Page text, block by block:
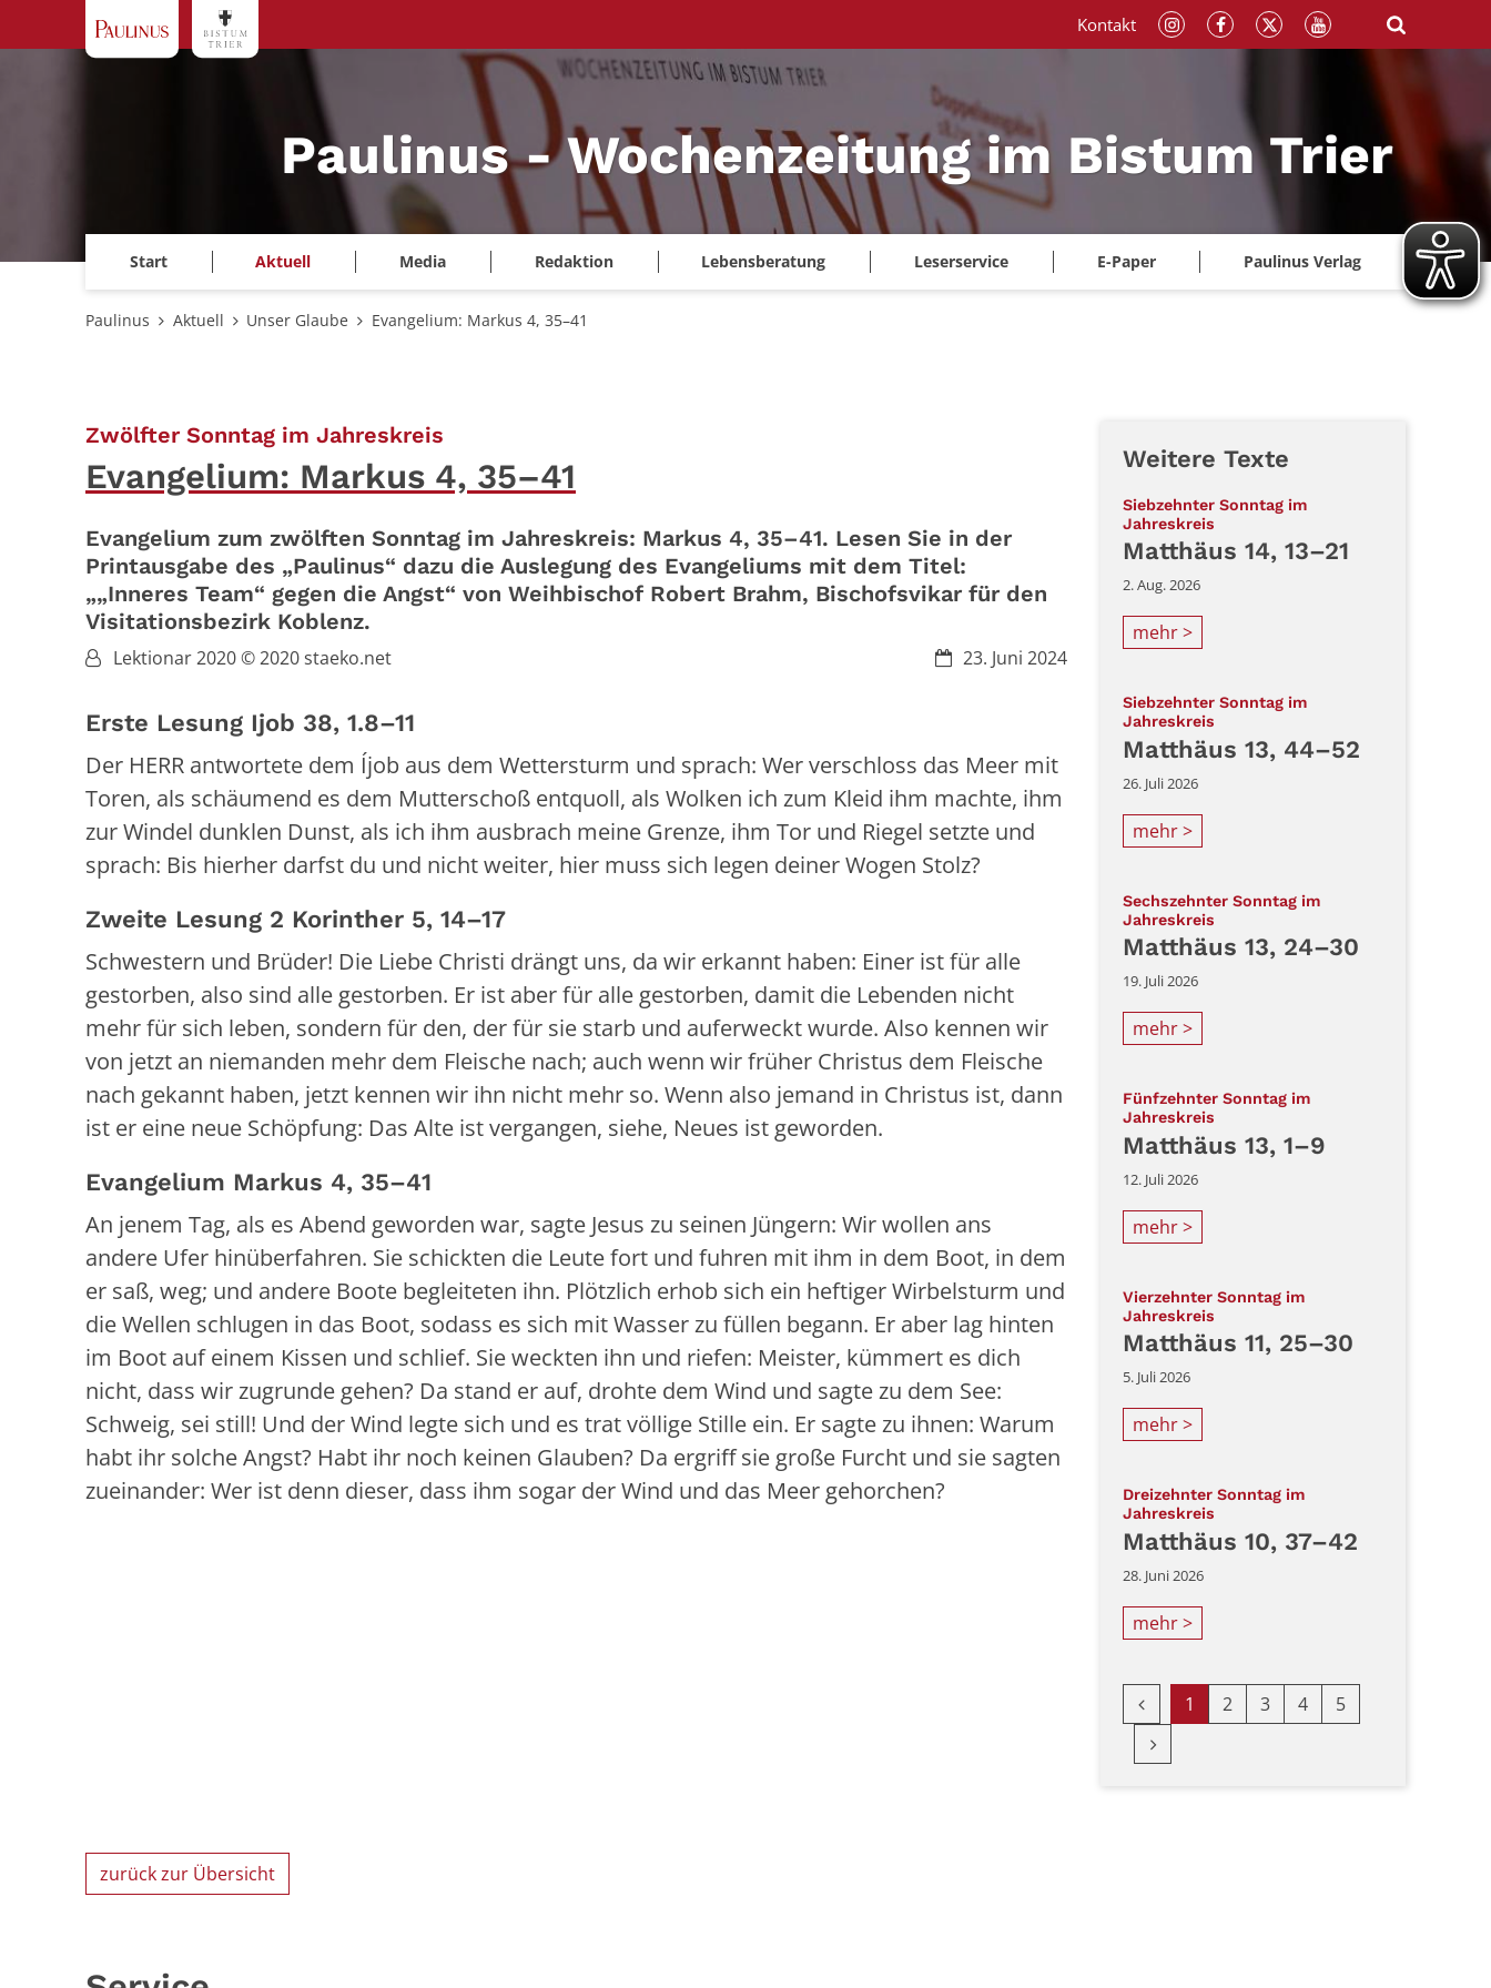
Paulinus - Wochenzeitung im Bistum Trier
Start Aktuell Media Redaktion Lebensberatung Leserservice E-Paper Paulinus Verlag
Kontakt
Paulinus Aktuell Unser Glaube Evangelium: Markus 4, 35–41
Zwölfter Sonntag im Jahreskreis
Evangelium: Markus 4, 35–41
Evangelium zum zwölften Sonntag im Jahreskreis: Markus 4, 35–41. Lesen Sie in der
Printausgabe des „Paulinus“ dazu die Auslegung des Evangeliums mit dem Titel:
„„Inneres Team“ gegen die Angst“ von Weihbischof Robert Brahm, Bischofsvikar für den
Visitationsbezirk Koblenz.
Datum:23. Juni 2024
Von:Lektionar 2020 © 2020 staeko.net
Erste Lesung Ijob 38, 1.8–11
Der HERR antwortete dem Íjob aus dem Wettersturm und sprach: Wer verschloss das Meer mit
Toren, als schäumend es dem Mutterschoß entquoll, als Wolken ich zum Kleid ihm machte, ihm
zur Windel dunklen Dunst, als ich ihm ausbrach meine Grenze, ihm Tor und Riegel setzte und
sprach: Bis hierher darfst du und nicht weiter, hier muss sich legen deiner Wogen Stolz?
Zweite Lesung 2 Korinther 5, 14–17
Schwestern und Brüder! Die Liebe Christi drängt uns, da wir erkannt haben: Einer ist für alle
gestorben, also sind alle gestorben. Er ist aber für alle gestorben, damit die Lebenden nicht
mehr für sich leben, sondern für den, der für sie starb und auferweckt wurde. Also kennen wir
von jetzt an niemanden mehr dem Fleische nach; auch wenn wir früher Christus dem Fleische
nach gekannt haben, jetzt kennen wir ihn nicht mehr so. Wenn also jemand in Christus ist, dann
ist er eine neue Schöpfung: Das Alte ist vergangen, siehe, Neues ist geworden.
Evangelium Markus 4, 35–41
An jenem Tag, als es Abend geworden war, sagte Jesus zu seinen Jüngern: Wir wollen ans
andere Ufer hinüberfahren. Sie schickten die Leute fort und fuhren mit ihm in dem Boot, in dem
er saß, weg; und andere Boote begleiteten ihn. Plötzlich erhob sich ein heftiger Wirbelsturm und
die Wellen schlugen in das Boot, sodass es sich mit Wasser zu füllen begann. Er aber lag hinten
im Boot auf einem Kissen und schlief. Sie weckten ihn und riefen: Meister, kümmert es dich
nicht, dass wir zugrunde gehen? Da stand er auf, drohte dem Wind und sagte zu dem See:
Schweig, sei still! Und der Wind legte sich und es trat völlige Stille ein. Er sagte zu ihnen: Warum
habt ihr solche Angst? Habt ihr noch keinen Glauben? Da ergriff sie große Furcht und sie sagten
zueinander: Wer ist denn dieser, dass ihm sogar der Wind und das Meer gehorchen?
Weitere Texte
Siebzehnter Sonntag im
Jahreskreis
Matthäus 14, 13–21
2. Aug. 2026
mehr >
Siebzehnter Sonntag im
Jahreskreis
Matthäus 13, 44–52
26. Juli 2026
mehr >
Sechszehnter Sonntag im
Jahreskreis
Matthäus 13, 24–30
19. Juli 2026
mehr >
Fünfzehnter Sonntag im
Jahreskreis
Matthäus 13, 1–9
12. Juli 2026
mehr >
Vierzehnter Sonntag im
Jahreskreis
Matthäus 11, 25–30
5. Juli 2026
mehr >
Dreizehnter Sonntag im
Jahreskreis
Matthäus 10, 37–42
28. Juni 2026
mehr >
Vorherige Seite
1 2 3 4
5
Nächste Seite
zurück zur Übersicht